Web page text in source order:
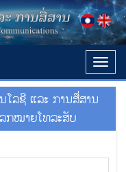
T
o
g
e
ໂລຊີ ແລະ ການສື່ສານ
ກໝາຍໂທລະສັບ